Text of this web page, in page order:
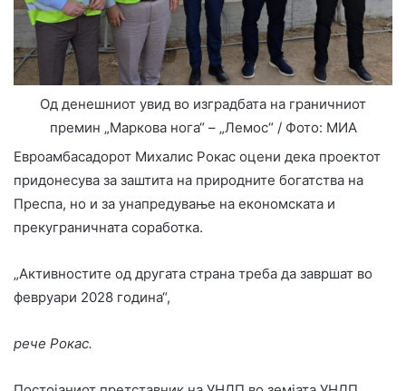
Од денешниот увид во изградбата на граничниот
премин „Маркова нога“ – „Лемос“ / Фото: МИА
Евроамбасадорот Михалис Рокас оцени дека проектот
придонесува за заштита на природните богатства на
Преспа, но и за унапредување на економската и
прекуграничната соработка.
„Активностите од другата страна треба да завршат во
февруари 2028 година“,
рече Рокас.